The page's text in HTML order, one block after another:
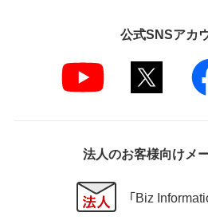
公式SNSアカ
法人のお客様向けメ
「Biz